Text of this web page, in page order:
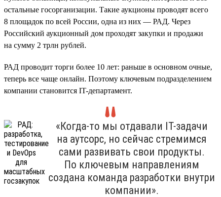
остальные госорганизации. Такие аукционы проводят всего
8 площадок по всей России, одна из них — РАД. Через
Российский аукционный дом проходят закупки и продажи
на сумму 2 трлн рублей.
РАД проводит торги более 10 лет: раньше в основном очные,
теперь все чаще онлайн. Поэтому ключевым подразделением
компании становится IT-департамент.
«Когда-то мы отдавали IT-задачи
на аутсорс, но сейчас стремимся
сами развивать свои продукты.
По ключевым направлениям
создана команда разработки внутри
компании».